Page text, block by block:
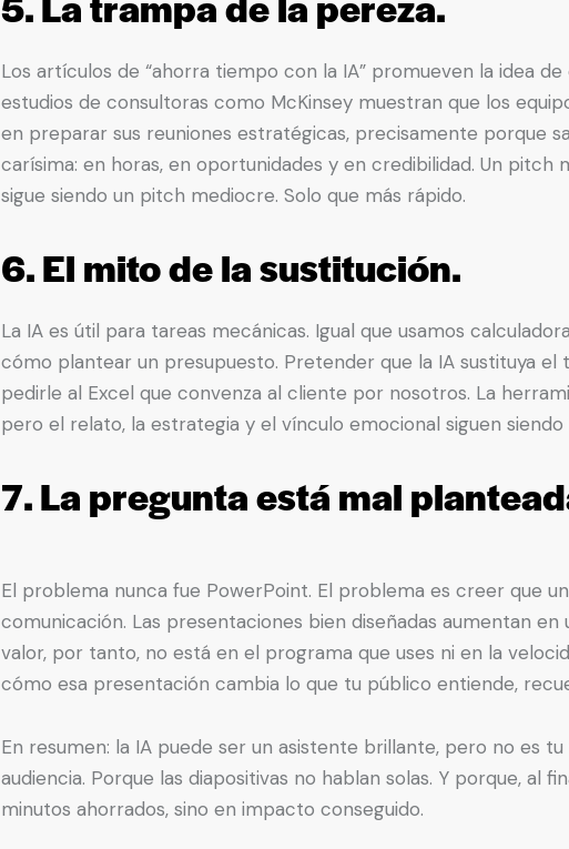
Los artículos de “ahorra tiempo con la IA” promueven la idea
estudios de consultoras como McKinsey muestran que los
en preparar sus reuniones estratégicas, precisamente porque
carísima: en horas, en oportunidades y en credibilidad. Un
sigue siendo un pitch mediocre. Solo que más rápido.
6. El mito de la sustitución.
La IA es útil para tareas mecánicas. Igual que usamos
cómo plantear un presupuesto. Pretender que la IA sustituya
pedirle al Excel que convenza al cliente por nosotros. La
pero el relato, la estrategia y el vínculo emocional siguen
7. La pregunta está mal
El problema nunca fue PowerPoint. El problema es creer que
comunicación. Las presentaciones bien diseñadas aumentan en
valor, por tanto, no está en el programa que uses ni en la
cómo esa presentación cambia lo que tu público entiende,
En resumen: la IA puede ser un asistente brillante, pero no es
audiencia. Porque las diapositivas no hablan solas. Y porque, al
minutos ahorrados, sino en impacto conseguido.